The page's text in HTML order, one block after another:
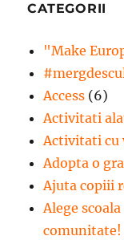
CATEGORII
"Make
Access (6)
Activitati
Activitati cu
Adopta o
Ajuta copiii
Alege
comunitate!